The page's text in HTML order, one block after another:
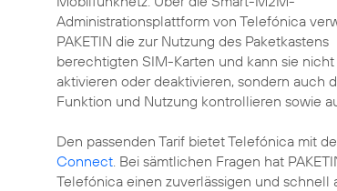
Administrationsplattform von Telefónica
PAKETIN die zur Nutzung des Paketkastens
berechtigten SIM-Karten und kann sie
aktivieren oder deaktivieren, sondern auch
Funktion und Nutzung kontrollieren sowie
Den passenden Tarif bietet Telefónica mit
Connect. Bei sämtlichen Fragen hat
Telefónica einen zuverlässigen und schnell